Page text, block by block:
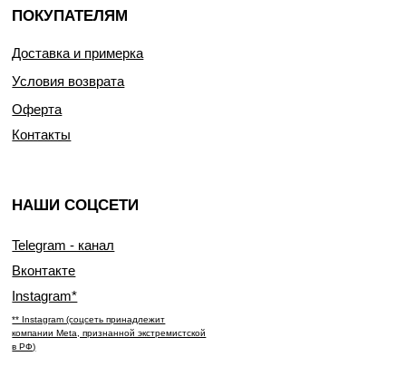
ПОКУПАТЕЛЯМ
НАШИ СОЦСЕТИ
Telegram - канал
Вконтакте
Instagram*
** Instagram (соцсеть принадлежит
компании Meta, признанной экстремистской
в РФ)
Доставка и примерка
Условия возврата
Оферта
Контакты